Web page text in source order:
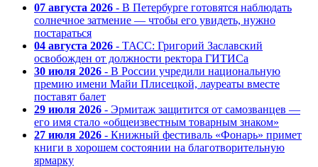
07 августа 2026 - В Петербурге готовятся наблюдать
солнечное затмение — чтобы его увидеть, нужно
постараться
04 августа 2026 - ТАСС: Григорий Заславский
освобожден от должности ректора ГИТИСа
30 июля 2026 - В России учредили национальную
премию имени Майи Плисецкой, лауреаты вместе
поставят балет
29 июля 2026 - Эрмитаж защитится от самозванцев —
его имя стало «общеизвестным товарным знаком»
27 июля 2026 - Книжный фестиваль «Фонарь» примет
книги в хорошем состоянии на благотворительную
ярмарку